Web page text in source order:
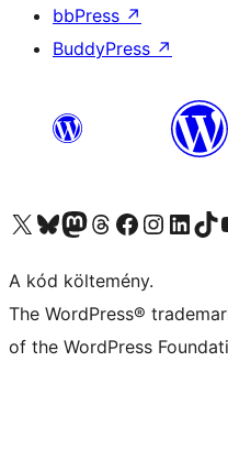
bbPress ↗
BuddyPress ↗
Visit our X (formerly Twitter) account
Visit our Bluesky account
Twitter csatornánk
Visit our Threads account
Facebook oldalunk
Visit our Instagram
Visit ourVisit our
A kód költemény.
The WordPress®
of the WordPress